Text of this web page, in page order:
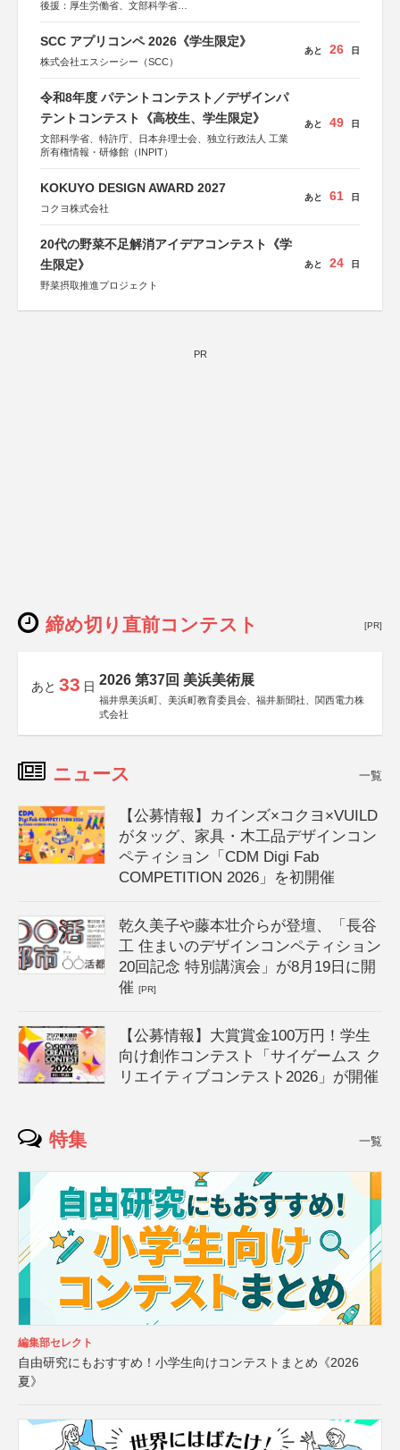
後援：厚生労働省、文部科学省
しん生命保険株式会社
SCC アプリコンペ 2026《学生限定》
株式会社エスシーシー（SCC）
あと 26 日
令和8年度 パテントコンテスト／デザインパ
テントコンテスト《高校生、学生限定》
文部科学省、特許庁、日本弁理士会、独立行政法人 工業
所有権情報・研修館（INPIT）
あと 49 日
KOKUYO DESIGN AWARD 2027
コクヨ株式会社
あと 61 日
20代の野菜不足解消アイデアコンテスト《学
生限定》
野菜摂取推進プロジェクト
あと 24 日
PR
締め切り直前コンテスト [PR]
あと 33 日 2026 第37回 美浜美術展
福井県美浜町、美浜町教育委員会、福井新聞社、関西電力株
式会社
ニュース 一覧
【公募情報】カインズ×コクヨ×VUILD
がタッグ、家具・木工品デザインコン
ペティション「CDM Digi Fab
COMPETITION 2026」を初開催
乾久美子や藤本壮介らが登壇、「長谷
工 住まいのデザインコンペティション
20回記念 特別講演会」が8月19日に開
催[PR]
【公募情報】大賞賞金100万円！学生
向け創作コンテスト「サイゲームス ク
リエイティブコンテスト2026」が開催
特集 一覧
編集部セレクト
自由研究にもおすすめ！小学生向けコンテストまとめ《2026
夏》